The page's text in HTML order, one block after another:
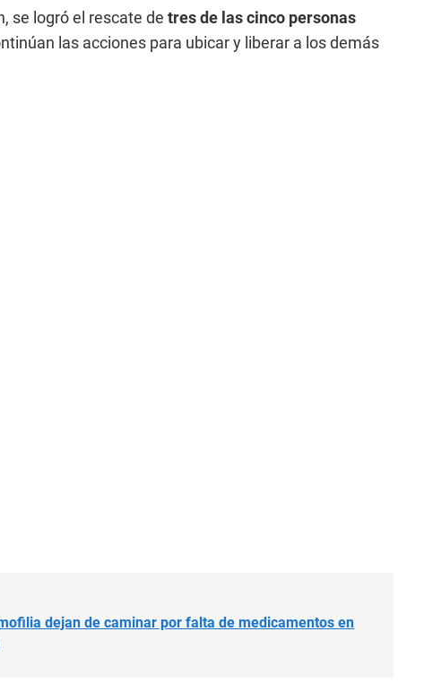
se logró el rescate de tres de las cinco personas
las acciones para ubicar y liberar a los demás
dejan de caminar por falta de medicamentos en